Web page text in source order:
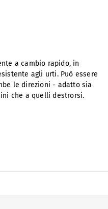
a cambio rapido, in
agli urti. Può essere
le direzioni - adatto sia
che a quelli destrorsi.